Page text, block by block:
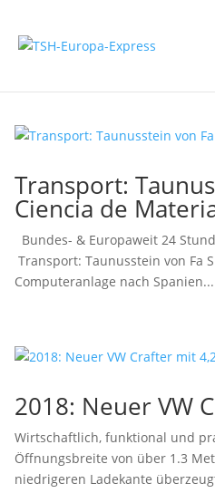
Transport:
Ciencia de
Bundes- & Europaweit 24
Transport: Taunusstein von Fa
Computeranlage nach Spanien...
2018: Neuer VW
Wirtschaftlich, funktional und
Öffnungsbreite von über 1.3
niedrigeren Ladekante